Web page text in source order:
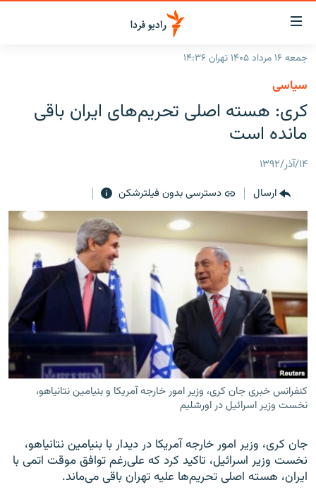
لینک‌های
قابلیت
دسترسی
بازگشت
به
منوی
اصلی
رفتن
صفحه
جستجو
جهان
برنامه‌های رادیویی
فرکانس‌ها
پادکست
چندرسانه‌ای
گزارش‌های تصویری
گزارش‌های ویدئویی
زنان فردا
English
به ما بپیوندید
زبان‌های دیگر
جمعه ۱۶ مرداد ۱۴۰۵ تهران ۱۴:۳۶
سیاسی
کری: هسته اصلی تحریم‌های ایران باقی
مانده است
۱۴/آذر/۱۳۹۲
ارسال
دسترسی بدون فیلترشکن
کنفرانس خبری جان کری، وزیر امور خارجه آمریکا و بنیامین نتانیاهو،
نخست وزیر اسرائیل در اورشلیم
جان کری، وزیر امور خارجه آمریکا در دیدار با بنیامین نتانیاهو،
نخست وزیر اسرائیل، تاکید کرد که علی‌رغم توافق موقت اتمی با
ایران، هسته اصلی تحریم‌ها علیه تهران باقی می‌ماند.